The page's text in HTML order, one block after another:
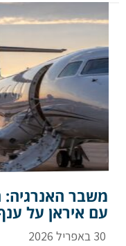
משבר
עם איראן על
30 באפריל 2026